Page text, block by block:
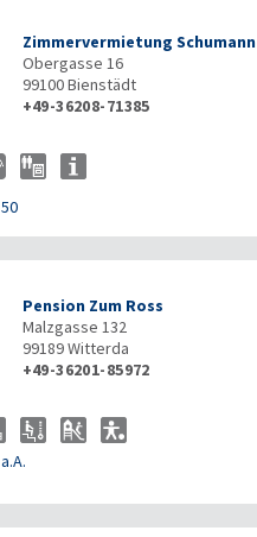
Zimmervermietung Schumann
Obergasse 16
99100Bienstädt
+49-36208-71385
50
Pension Zum Ross
Malzgasse 132
99189Witterda
+49-36201-85972
a.A.